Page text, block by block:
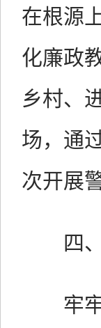
在根源
化廉政
乡村、
场，通
次开展
四、
牢牢